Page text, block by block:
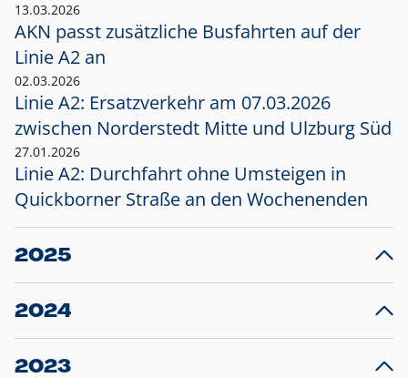
13.03.2026
AKN passt zusätzliche Busfahrten auf der
Linie A2 an
02.03.2026
Linie A2: Ersatzverkehr am 07.03.2026
zwischen Norderstedt Mitte und Ulzburg Süd
27.01.2026
Linie A2: Durchfahrt ohne Umsteigen in
Quickborner Straße an den Wochenenden
2025
23.12.2025
Projekt S5: Start der Bauarbeiten am
2024
10.12.2024
Großprojekt S5: Sperrung der Bahnstraße in
2023